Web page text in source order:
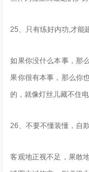
25、只有练好内功,才能
如果你没什么本事，那
果你很有本事，那么你
的，就像灯丝儿藏不住
26、不要不懂装懂，自欺
客观地正视不足，果敢